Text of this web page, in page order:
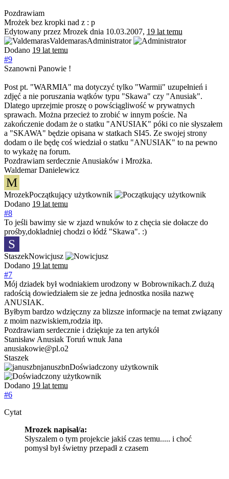
Pozdrawiam
Mrożek bez kropki nad z : p
Edytowany przez Mrozek dnia 10.03.2007, 19 lat temu
ValdemarasAdministrator
Dodano 19 lat temu
#9
Szanowni Panowie !
Post pt. "WARMIA" ma dotyczyć tylko "Warmii" uzupełnień i
zdjęć a nie poruszania wątków typu "Skawa" czy "Anusiak".
Dlatego uprzejmie proszę o powściągliwość w prywatnych
sprawach. Można przecież to zrobić w innym poście. Na
zakończenie dodam że o statku "ANUSIAK" póki co nie słyszałem
a "SKAWA" będzie opisana w statkach SI45. Ze swojej strony
dodam o ile będę coś wiedział o statku "ANUSIAK" to na pewno
to wykażę na forum.
Pozdrawiam serdecznie Anusiaków i Mrożka.
Waldemar Danielewicz
M
MrozekPoczątkujący użytkownik
Dodano 19 lat temu
#8
To jeśli bawimy sie w zjazd wnuków to z chęcia sie dołacze do
prośby,dokladniej chodzi o łódź "Skawa". :)
S
StaszekNowicjusz
Dodano 19 lat temu
#7
Mój dziadek był wodniakiem urodzony w Bobrownikach.Z dużą
radością dowiedziałem sie ze jedna jednostka nosiła nazwę
ANUSIAK.
Byłbym bardzo wdzięczny za blizsze informacje na temat związany
z moim nazwiskiem,rodzia itp.
Pozdrawiam serdecznie i dziękuje za ten artykół
Stanisław Anusiak Toruń wnuk Jana
anusiakowie@pl.o2
Staszek
januszbnDoświadczony użytkownik
Dodano 19 lat temu
#6
Cytat
Mrozek napisał/a:
Słyszalem o tym projekcie jakiś czas temu..... i choć
pomysł był świetny przepadł z czasem